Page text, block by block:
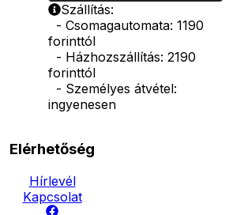
Szállítás:
- Csomagautomata: 1190
forinttól
- Házhozszállítás: 2190
forinttól
- Személyes átvétel:
ingyenesen
Elérhetőség
Hírlevél
Kapcsolat